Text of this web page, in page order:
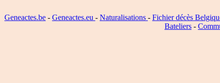
Geneactes.be - Geneactes.eu - Naturalisations - Fichier décès
Bateliers -